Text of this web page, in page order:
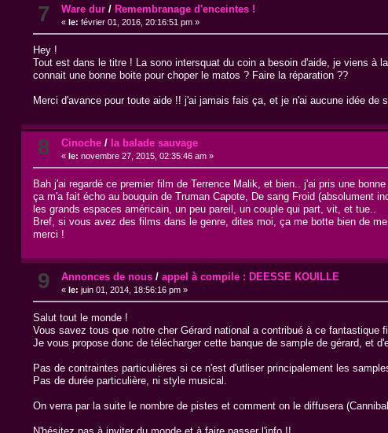
7 Ware dur/ Remembranage d'enceintes !
« le: février 01, 2016, 20:16:51 pm »
Hey !
Tout est dans le titre ! La sono intersquat du coin a besoin d'aide, je viens
connait une bonne boite pour choper le matos ? Faire la réparation ??
Merci d'avance pour toute aide !! j'ai jamais fais ça, et je n'ai aucune idée de
8 Cinoche / la balade sauvage
« le: novembre 27, 2015, 02:35:46 am »
Bah j'ai regardé ce premier film de Terrence Malik, et bien.. j'ai pris une
ça m'a fait écho au bouquin de Truman Capote, De sang Froid (absolument
les grands espaces américain, un peu pareil, un couple qui part, vit, et tue..
Bref, si vous avez des films dans le genre, dites moi, ça me botte bien de
merci !
9 Annonces de nous/ appel à compile : DEESSE KOUILLE
« le: juin 01, 2014, 18:56:16 pm »
Salut tout le monde !
Vous savez tous que notre cher Gérard national a contribué à ce
Je vous propose donc de télécharger cette banque de sample de gérard, et
Pas de contraintes particulières si ce n'est d'utliser principalement les
Pas de durée particulière, ni style musical.
On verra par la suite le nombre de pistes et comment on le diffusera
N'hésitez pas à inviter du monde et à faire passer l'info !!